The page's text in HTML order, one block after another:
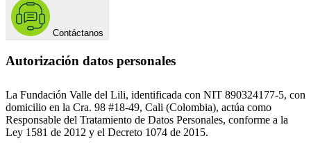
Contáctanos
Autorización datos personales
La Fundación Valle del Lili, identificada con NIT 890324177-5, con
domicilio en la Cra. 98 #18-49, Cali (Colombia), actúa como
Responsable del Tratamiento de Datos Personales, conforme a la
Ley 1581 de 2012 y el Decreto 1074 de 2015.